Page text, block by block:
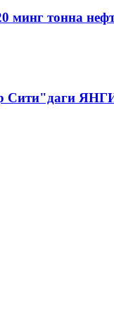
минг тонна
Сити"даги